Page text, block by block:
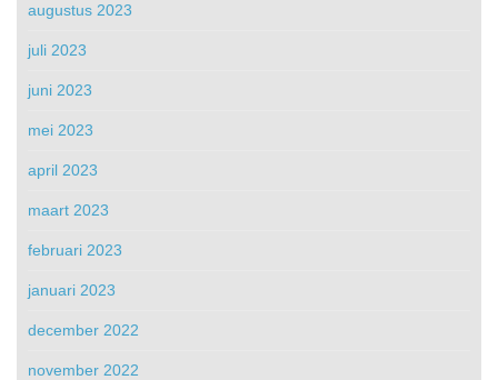
augustus 2023
juli 2023
juni 2023
mei 2023
april 2023
maart 2023
februari 2023
januari 2023
december 2022
november 2022